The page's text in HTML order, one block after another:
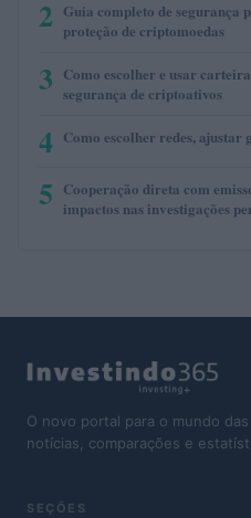
2 Guia completo de segurança
proteção de criptomoedas
3 Como escolher e usar
segurança de criptoativos
4 Como escolher redes, ajustar
5 Cooperação direta com
impactos nas investigações
O novo portal para o mundo
notícias, comparações e
SEÇÕES